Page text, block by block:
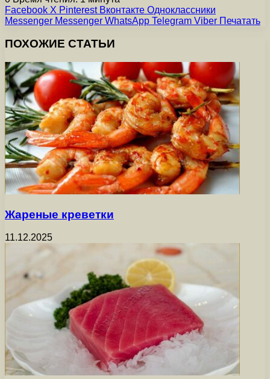
Facebook X Pinterest Вконтакте Одноклассники
Messenger Messenger WhatsApp Telegram Viber Печатать
ПОХОЖИЕ СТАТЬИ
Жареные креветки
11.12.2025